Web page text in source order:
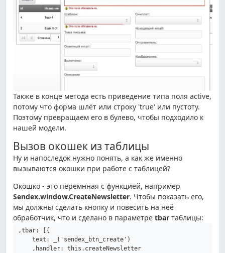
Также в конце метода есть приведение типа поля active,
потому что форма шлёт или строку 'true' или пустоту.
Поэтому превращаем его в булево, чтобы подходило к
нашей модели.
Вызов окошек из таблицы
Ну и напоследок нужно понять, а как же именно
вызываются окошки при работе с таблицей?
Окошко - это перемнная с функцией, например
Sendex.window.CreateNewsletter. Чтобы показать его,
мы должны сделать кнопку и повесить на неё
обработчик, что и сделано в параметре tbarтаблицы:
,tbar: [{
    text: _('sendex_btn_create')
    ,handler: this.createNewsletter